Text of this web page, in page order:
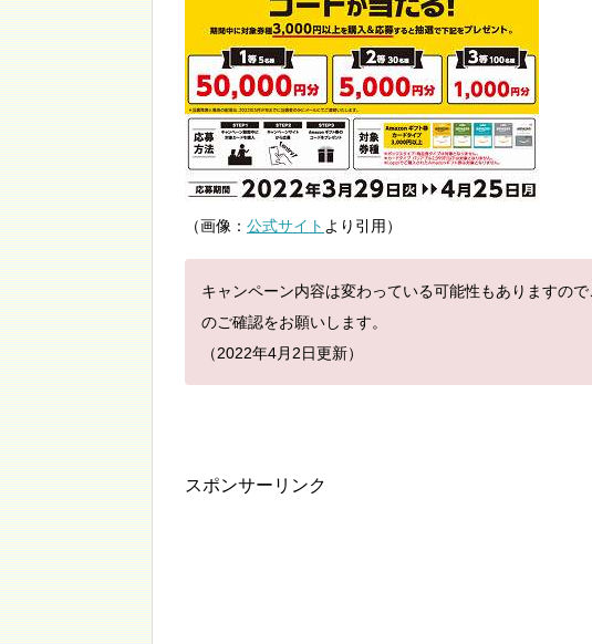
（画像： 公式サイト より引用）
キャンペーン内容は変わっている可能性もありますの
のご確認をお願いします。
（2022年4月2日更新）
スポンサーリンク